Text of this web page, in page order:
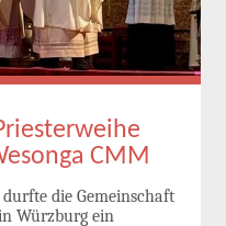
CMM
durfte die Gemeinschaft
Würzburg ein